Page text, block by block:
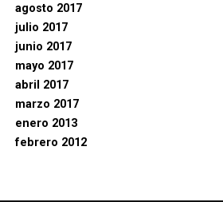
agosto 2017
julio 2017
junio 2017
mayo 2017
abril 2017
marzo 2017
enero 2013
febrero 2012